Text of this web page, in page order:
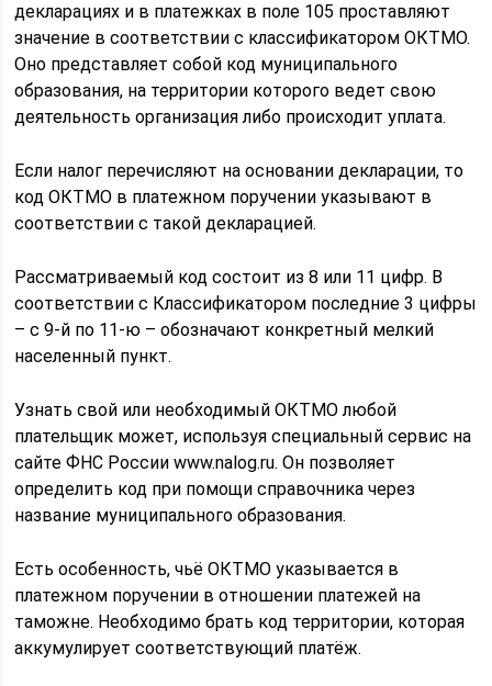
декларациях и в платежках в поле 105 проставляют
значение в соответствии с классификатором ОКТМО.
Оно представляет собой код муниципального
образования, на территории которого ведет свою
деятельность организация либо происходит уплата.
Если налог перечисляют на основании декларации, то
код ОКТМО в платежном поручении указывают в
соответствии с такой декларацией.
Рассматриваемый код состоит из 8 или 11 цифр. В
соответствии с Классификатором последние 3 цифры
– с 9-й по 11-ю – обозначают конкретный мелкий
населенный пункт.
Узнать свой или необходимый ОКТМО любой
плательщик может, используя специальный сервис на
сайте ФНС России www.nalog.ru. Он позволяет
определить код при помощи справочника через
название муниципального образования.
Есть особенность, чьё ОКТМО указывается в
платежном поручении в отношении платежей на
таможне. Необходимо брать код территории, которая
аккумулирует соответствующий платёж.